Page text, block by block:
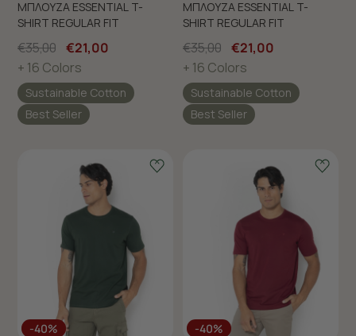
ΜΠΛΟΥΖΑ ESSENTIAL T-
SHIRT REGULAR FIT
€35,00 €21,00
+ 16 Colors
Sustainable Cotton
Best Seller
ΜΠΛΟΥΖΑ ESSENTIAL T-
SHIRT REGULAR FIT
€35,00 €21,00
+ 16 Colors
Sustainable Cotton
Best Seller
-40% -40%